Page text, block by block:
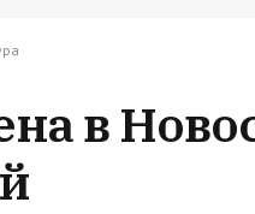
в